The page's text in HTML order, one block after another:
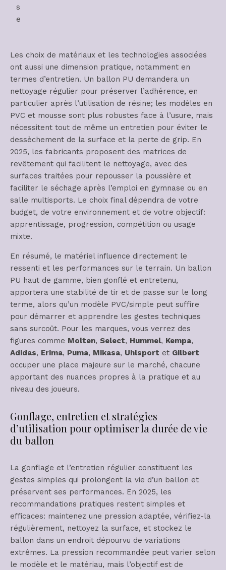
s
e
Les choix de matériaux et les technologies associées
ont aussi une dimension pratique, notamment en
termes d’entretien. Un ballon PU demandera un
nettoyage régulier pour préserver l’adhérence, en
particulier après l’utilisation de résine; les modèles en
PVC et mousse sont plus robustes face à l’usure, mais
nécessitent tout de même un entretien pour éviter le
dessèchement de la surface et la perte de grip. En
2025, les fabricants proposent des matrices de
revêtement qui facilitent le nettoyage, avec des
surfaces traitées pour repousser la poussière et
faciliter le séchage après l’emploi en gymnase ou en
salle multisports. Le choix final dépendra de votre
budget, de votre environnement et de votre objectif:
apprentissage, progression, compétition ou usage
mixte.
En résumé, le matériel influence directement le
ressenti et les performances sur le terrain. Un ballon
PU haut de gamme, bien gonflé et entretenu,
apportera une stabilité de tir et de passe sur le long
terme, alors qu’un modèle PVC/simple peut suffire
pour démarrer et apprendre les gestes techniques
sans surcoût. Pour les marques, vous verrez des
figures comme Molten, Select, Hummel, Kempa,
Adidas, Erima, Puma, Mikasa, Uhlsport et Gilbert
occuper une place majeure sur le marché, chacune
apportant des nuances propres à la pratique et au
niveau des joueurs.
Gonflage, entretien et stratégies
d’utilisation pour optimiser la durée de vie
du ballon
La gonflage et l’entretien régulier constituent les
gestes simples qui prolongent la vie d’un ballon et
préservent ses performances. En 2025, les
recommandations pratiques restent simples et
efficaces: maintenez une pression adaptée, vérifiez-la
régulièrement, nettoyez la surface, et stockez le
ballon dans un endroit dépourvu de variations
extrêmes. La pression recommandée peut varier selon
le modèle et le matériau, mais l’objectif est de